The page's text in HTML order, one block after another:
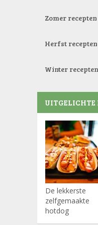
Zomer recepten
Herfst recepten
Winter recepten
UITGELICHTE
De lekkerste
zelfgemaakte
hotdog